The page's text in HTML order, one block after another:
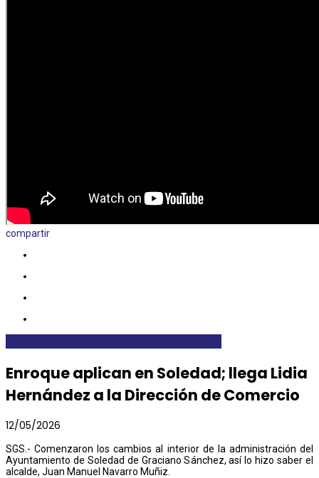
compartir
Enroque aplican en Soledad; llega Lidia
Hernández a la Dirección de Comercio
12/05/2026
SGS.- Comenzaron los cambios al interior de la administración del
Ayuntamiento de Soledad de Graciano Sánchez, así lo hizo saber el
alcalde, Juan Manuel Navarro Muñiz.